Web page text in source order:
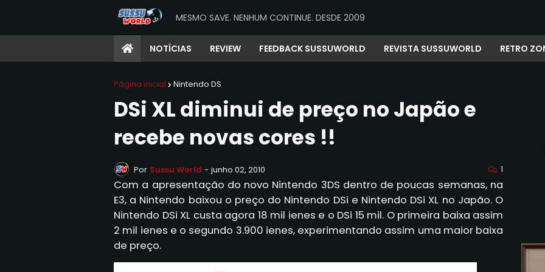
MESMO SAVE. NENHUM CONTINUE. DESDE 2009
NOTÍCIAS REVIEW FEEDBACK SUSSUWORLD REVISTA SUSSUWORLD RETRO
Página inicial Nintendo DS
DSi XL diminui de preço no Japão e
recebe novas cores !!
Por Sussu World - junho 02, 2010 1
Com a apresentação do novo Nintendo 3DS dentro de poucas semanas, na
E3, a Nintendo baixou o preço do Nintendo DSi e Nintendo DSi XL no Japão. O
Nintendo DSi XL custa agora 18 mil ienes e o DSi 15 mil. O primeira baixa assim
2 mil ienes e o segundo 3.900 ienes, experimentando assim uma maior baixa
de preço.